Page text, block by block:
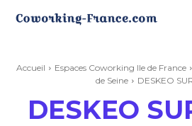
Accueil Espaces Coworking Ile de France
de Seine
DESKEO
DESKEO